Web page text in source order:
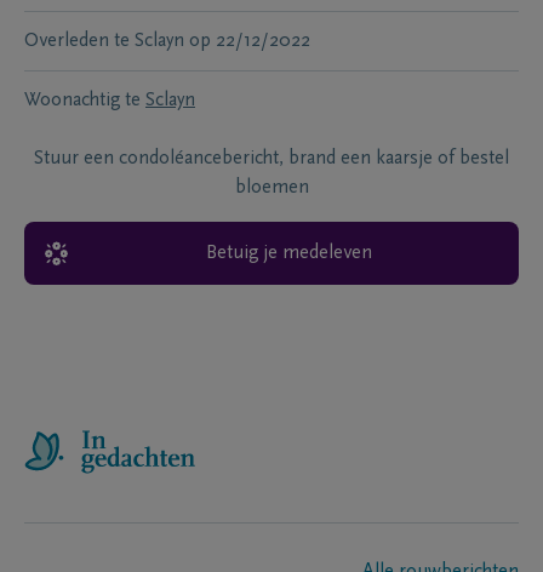
Overleden te Sclayn op 22/12/2022
Woonachtig te Sclayn
Stuur een condoléancebericht, brand een kaarsje of bestel
bloemen
Betuig je medeleven